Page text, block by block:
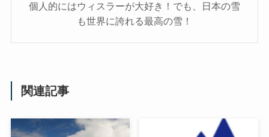
個人的にはウィスラーが大好き！でも、日本の雪
も世界に誇れる最高の雪！
関連記事